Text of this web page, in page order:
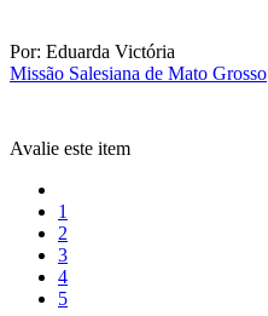
Por: Eduarda Victória
Missão Salesiana de Mato Grosso
Avalie este item
1
2
3
4
5